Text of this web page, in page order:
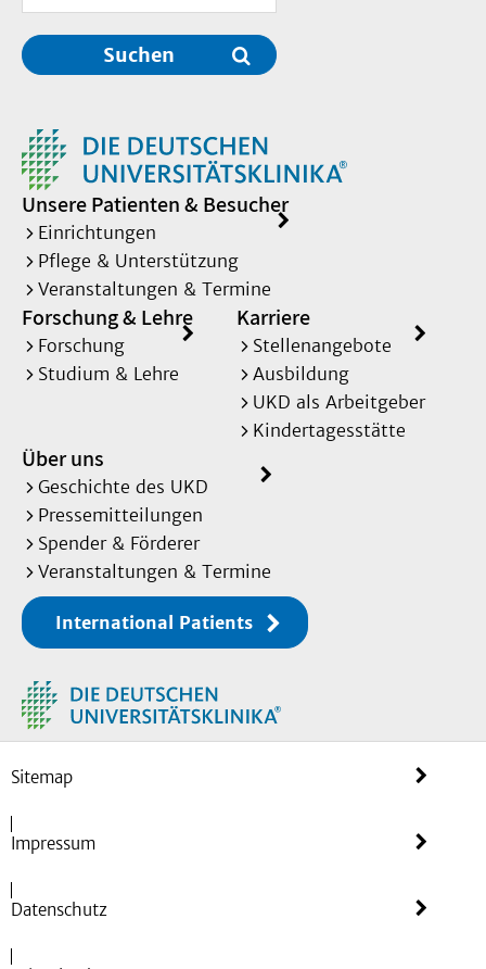
Suchen
Unsere Patienten & Besucher
Einrichtungen
Pflege & Unterstützung
Veranstaltungen & Termine
Forschung & Lehre
Forschung
Studium & Lehre
Karriere
Stellenangebote
Ausbildung
UKD als Arbeitgeber
Kindertagesstätte
Über uns
Geschichte des UKD
Pressemitteilungen
Spender & Förderer
Veranstaltungen & Termine
International Patients
Sitemap
Impressum
Datenschutz